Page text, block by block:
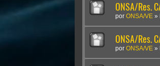
ONSA/Res.
por ONSA/VE »
ONSA/Res.
por ONSA/VE »